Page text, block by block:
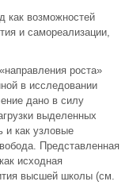
как возможностей
и самореализации,
роста»
в исследовании
дано в силу
выделенных
и как узловые
Представленная
исходная
высшей школы (см.